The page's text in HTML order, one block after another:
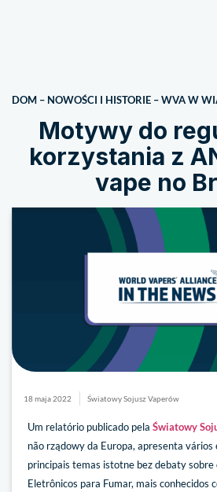
DOM – NOWOŚCI I HISTORIE –WVA W
Motywy do
korzystania z
vape no
18 maja 2022 Światowy Sojusz Vaperów
Um relatório publicado pela Światowy
não rządowy da Europa, apresenta vários
principais temas istotne bez debaty sobre
Eletrônicos para Fumar, mais conhecidos